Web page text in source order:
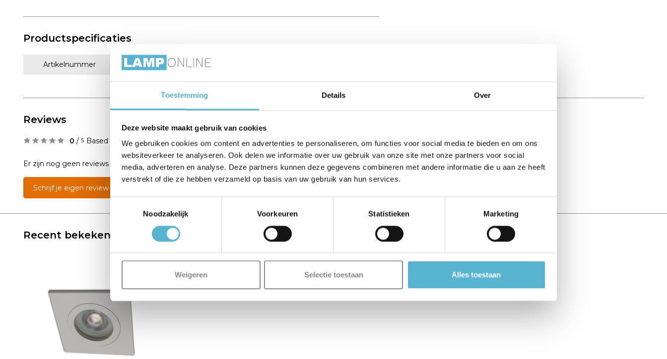
Toestemming Details Over
Deze website maakt gebruik van cookies
We gebruiken cookies om content en advertenties te personaliseren, om functies voor social media te bieden en om ons
websiteverkeer te analyseren. Ook delen we informatie over uw gebruik van onze site met onze partners voor social
media, adverteren en analyse. Deze partners kunnen deze gegevens combineren met andere informatie die u aan ze heeft
verstrekt of die ze hebben verzameld op basis van uw gebruik van hun services.
Noodzakelijk
Voorkeuren Statistieken Marketing
Weigeren Selectie toestaan Alles toestaan
Productspecificaties
Artikelnummer GS-148-556 wit
Reviews
0 / 5 Based on 0 reviews
Er zijn nog geen reviews geschreven over dit product..
Schrijf je eigen review
Recent bekeken